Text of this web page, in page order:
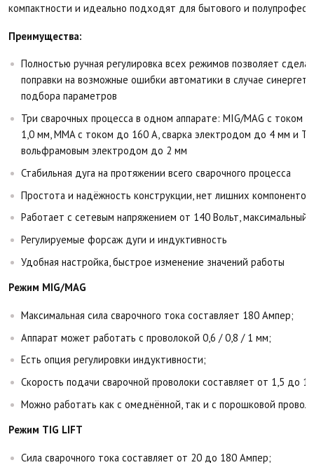
компактности и идеально подходят для бытового и
Преимущества:
Полностью ручная регулировка всех режимов позволяет
поправки на возможные ошибки автоматики в случае
подбора параметров
Три сварочных процесса в одном аппарате: MIG/MAG с током
1,0 мм, MMA с током до 160 А, сварка электродом до 4 мм и
вольфрамовым электродом до 2 мм
Стабильная дуга на протяжении всего сварочного процесса
Простота и надёжность конструкции, нет лишних
Работает с сетевым напряжением от 140 Вольт, максимальный
Регулируемые форсаж дуги и индуктивность
Удобная настройка, быстрое изменение значений работы
Режим MIG/MAG
Максимальная сила сварочного тока составляет 180 Ампер;
Аппарат может работать с проволокой 0,6 / 0,8 / 1 мм;
Есть опция регулировки индуктивности;
Скорость подачи сварочной проволоки составляет от 1,5 до
Можно работать как с омеднённой, так и с порошковой
Режим TIG LIFT
Сила сварочного тока составляет от 20 до 180 Ампер;